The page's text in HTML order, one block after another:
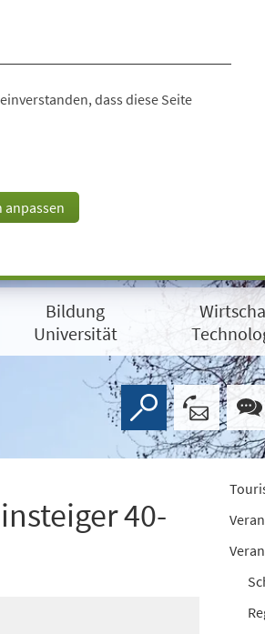
dass diese Seite
anpassen
Bildung
Universität
40-